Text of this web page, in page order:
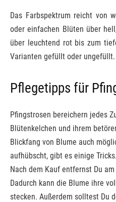
Das Farbspektrum reicht von
oder einfachen Blüten über
über leuchtend rot bis zum
Varianten gefüllt oder ungefüllt.
Pflegetipps für
Pfingstrosen bereichern jedes
Blütenkelchen und ihrem
Blickfang von Blume auch
aufhübscht, gibt es einige Tricks.
Nach dem Kauf entfernst Du
Dadurch kann die Blume ihre
stecken. Außerdem solltest Du